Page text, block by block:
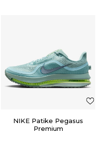
NIKE Patike Pegasus
Premium